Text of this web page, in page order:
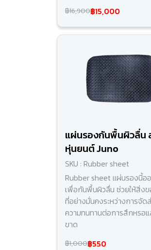
฿16,900฿15,000
แผ่นรองกันพื้นผิวลื่น
หุ่นยนต์ Juno
SKU : Rubber sheet
Rubber sheet แผ่นรองนี้อ
เพื่อกันพื้นผิวลื่น ช่วยให้สิ่ง
ที่อย่างมั่นคงระหว่างการจัด
ความทนทานต่อการสึกหรอแ
ขาด
฿1,000฿550